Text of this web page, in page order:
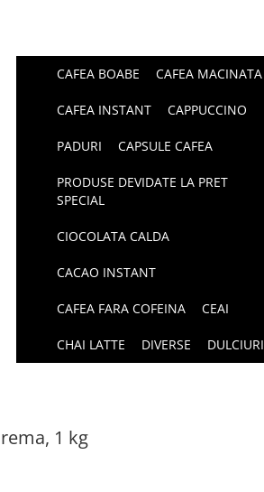
CAFEA BOABE CAFEA MACINATA
CAFEA INSTANT CAPPUCCINO
PADURI CAPSULE CAFEA
PRODUSE DEVIDATE LA PRET
SPECIAL
CIOCOLATA CALDA
CACAO INSTANT
CAFEA FARA COFEINA CEAI
CHAI LATTE DIVERSE DULCIURI
1 kg